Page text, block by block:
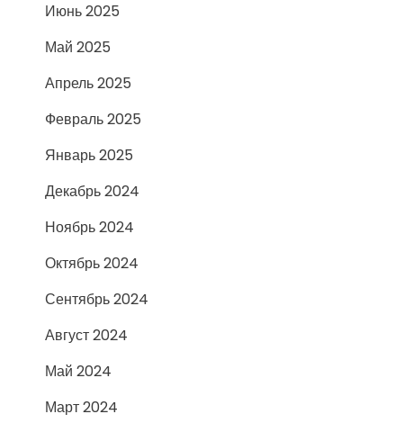
Июнь 2025
Май 2025
Апрель 2025
Февраль 2025
Январь 2025
Декабрь 2024
Ноябрь 2024
Октябрь 2024
Сентябрь 2024
Август 2024
Май 2024
Март 2024